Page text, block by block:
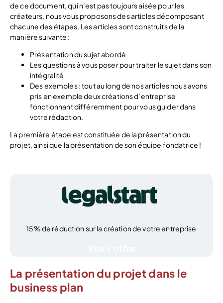
de ce document, qui n’est pas toujours aisée pour les
créateurs, nous vous proposons des articles décomposant
chacune des étapes. Les articles sont construits de la
manière suivante :
Présentation du sujet abordé
Les questions à vous poser pour traiter le sujet dans son
intégralité
Des exemples : tout au long de nos articles nous avons
pris en exemple deux créations d’entreprise
fonctionnant différemment pour vous guider dans
votre rédaction.
La première étape est constituée de la présentation du
projet, ainsi que la présentation de son équipe fondatrice !
15% de réduction sur la création de votre entreprise
La présentation du projet dans le
business plan